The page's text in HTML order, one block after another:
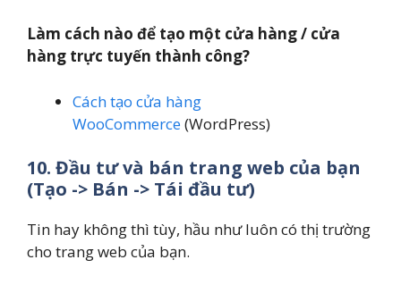
Làm cách nào để tạo một cửa hàng / cửa
hàng trực tuyến thành công?
Cách tạo cửa hàng
WooCommerce(WordPress)
10. Đầu tư và bán trang web của bạn
(Tạo -> Bán -> Tái đầu tư)
Tin hay không thì tùy, hầu như luôn có thị trường
cho trang web của bạn.